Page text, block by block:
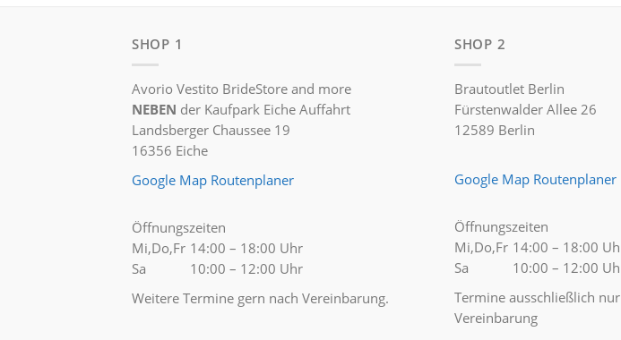
SHOP 1
Avorio Vestito BrideStore and more
NEBEN der Kaufpark Eiche Auffahrt
Landsberger Chaussee 19
16356 Eiche
Google Map Routenplaner
Öffnungszeiten
Mi,Do,Fr
Sa
14:00 – 18:00 Uhr
10:00 – 12:00 Uhr
Weitere Termine gern nach Vereinbarung.
SHOP 2
Brautoutlet Berlin
Fürstenwalder Allee 26
12589 Berlin
Google Map Routenplaner
Öffnungszeiten
Mi,Do,Fr
Sa
14:00 – 18:00
10:00 – 12:00
Termine ausschließlich
Vereinbarung